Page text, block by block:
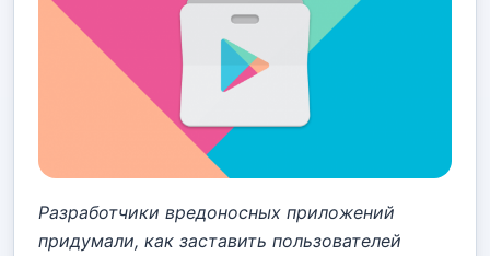
Разработчики вредоносных приложений
придумали, как заставить пользователей